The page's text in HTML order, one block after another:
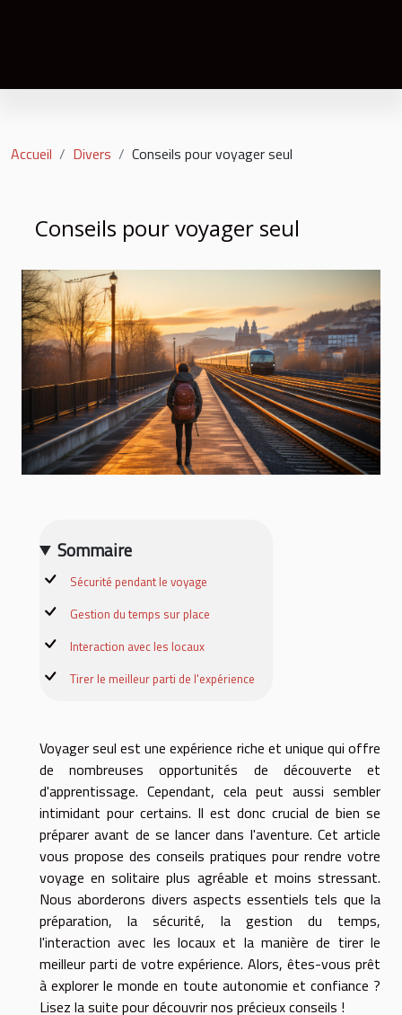
Accueil Divers Conseils pour voyager seul
Conseils pour voyager seul
Sommaire
Sécurité pendant le voyage
Gestion du temps sur place
Interaction avec les locaux
Tirer le meilleur parti de l'expérience
Voyager seul est une expérience riche et unique qui offre
de nombreuses opportunités de découverte et
d'apprentissage. Cependant, cela peut aussi sembler
intimidant pour certains. Il est donc crucial de bien se
préparer avant de se lancer dans l'aventure. Cet article
vous propose des conseils pratiques pour rendre votre
voyage en solitaire plus agréable et moins stressant.
Nous aborderons divers aspects essentiels tels que la
préparation, la sécurité, la gestion du temps,
l'interaction avec les locaux et la manière de tirer le
meilleur parti de votre expérience. Alors, êtes-vous prêt
à explorer le monde en toute autonomie et confiance ?
Lisez la suite pour découvrir nos précieux conseils !